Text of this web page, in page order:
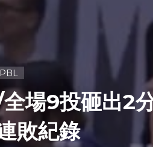
場9投砸出2
敗紀錄